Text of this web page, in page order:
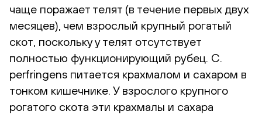
чаще поражает телят (в течение первых двух
месяцев), чем взрослый крупный рогатый
скот, поскольку у телят отсутствует
полностью функционирующий рубец. C.
perfringens питается крахмалом и сахаром в
тонком кишечнике. У взрослого крупного
рогатого скота эти крахмалы и сахара